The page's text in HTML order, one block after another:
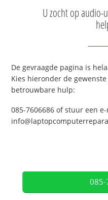
U zocht op audio-
De gevraagde pagina is
Kies hieronder de
betrouwbare hulp:
085-7606686 of stuur een
085-